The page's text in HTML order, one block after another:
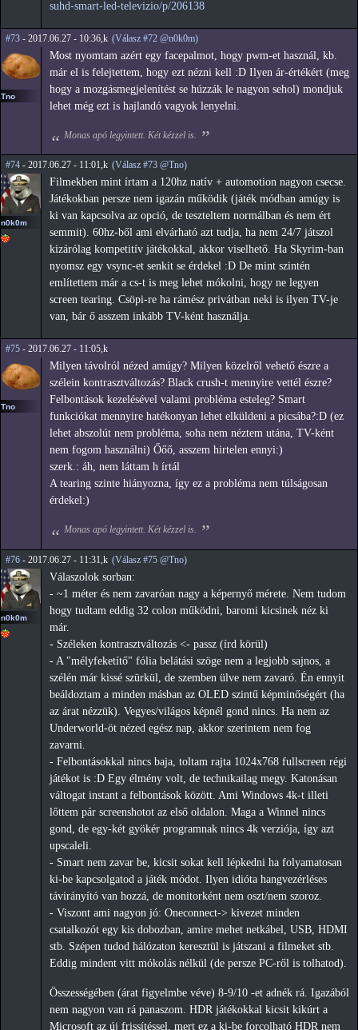
suhd-smart-led-televizio/p/206138
#73 - 2017.06.27 - 10:36,k (Válasz #72 @n0k0m)
Tno
Most nyomtam azért egy facepalmot, hogy pwm-et használ, kb.
már el is felejtettem, hogy ezt nézni kell :D Ilyen ár-értékért (meg
hogy a mozgásmegjelenítést se húzzák le nagyon sehol) mondjuk
lehet még ezt is hajlandó vagyok lenyelni.
Monas apó legyintett. Két kézzel is.
#74 - 2017.06.27 - 11:01,k (Válasz #73 @Tno)
n0k0m
Filmekben mint írtam a 120hz natív + automotion nagyon csecse.
Játékokban persze nem igazán működik (játék módban amúgy is
ki van kapcsolva az opció, de teszteltem normálban és nem ért
semmit). 60hz-ből ami elvárható azt tudja, ha nem 24/7 játszol
kizárólag kompetitív játékokkal, akkor viselhető. Ha Skyrim-ban
nyomsz egy vsync-et senkit se érdekel :D De mint szintén
említettem már a cs-t is meg lehet mókolni, hogy ne legyen
screen tearing. Csöpi-re ha rámész privátban neki is ilyen TV-je
van, bár ő asszem inkább TV-ként használja.
#75 - 2017.06.27 - 11:05,k
Tno
Milyen távolról nézed amúgy? Milyen közelről vehető észre a
szélein kontrasztváltozás? Black crush-t mennyire vettél észre?
Felbontások kezelésével valami probléma esteleg? Smart
funkciókat mennyire hatékonyan lehet elküldeni a picsába?:D (ez
lehet abszolút nem probléma, soha nem néztem utána, TV-ként
nem fogom használni) Őőő, asszem hirtelen ennyi:)
szerk.: áh, nem láttam h írtál
A tearing szinte hiányozna, így ez a probléma nem túlságosan
érdekel:)
Monas apó legyintett. Két kézzel is.
#76 - 2017.06.27 - 11:31,k (Válasz #75 @Tno)
n0k0m
Válaszolok sorban:
- ~1 méter és nem zavaróan nagy a képernyő mérete. Nem tudom
hogy tudtam eddig 32 colon működni, baromi kicsinek néz ki
már.
- Széleken kontrasztváltozás <- passz (írd körül)
- A "mélyfeketítő" fólia belátási szöge nem a legjobb sajnos, a
szélén már kissé szürkül, de szemben ülve nem zavaró. Én ennyit
beáldoztam a minden másban az OLED szintű képminőségért (ha
az árat nézzük). Vegyes/világos képnél gond nincs. Ha nem az
Underworld-öt nézed egész nap, akkor szerintem nem fog
zavarni.
- Felbontásokkal nincs baja, toltam rajta 1024x768 fullscreen régi
játékot is :D Egy élmény volt, de technikailag megy. Katonásan
váltogat instant a felbontások között. Ami Windows 4k-t illeti
lőttem pár screenshotot az első oldalon. Maga a Winnel nincs
gond, de egy-két gyökér programnak nincs 4k verziója, így azt
upscaleli.
- Smart nem zavar be, kicsit sokat kell lépkedni ha folyamatosan
ki-be kapcsolgatod a játék módot. Ilyen idióta hangvezérléses
távirányító van hozzá, de monitorként nem oszt/nem szoroz.
- Viszont ami nagyon jó: Oneconnect-> kivezet minden
csatalkozót egy kis dobozban, amire mehet netkábel, USB, HDMI
stb. Szépen tudod hálózaton keresztül is játszani a filmeket stb.
Eddig mindent vitt mókolás nélkül (de persze PC-ről is tolhatod).
Összességében (árat figyelmbe véve) 8-9/10 -et adnék rá. Igazából
nem nagyon van rá panaszom. HDR játékokkal kicsit kikúrt a
Microsoft az új frissítéssel, mert ez a ki-be forcolható HDR nem